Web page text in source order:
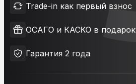
Trade-in как первый взнос
ОСАГО и КАСКО в подарок
Гарантия 2 года